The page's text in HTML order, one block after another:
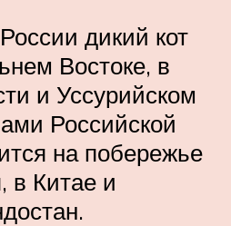
дикий кот
Востоке, в
и Уссурийском
Российской
на побережье
в Китае и